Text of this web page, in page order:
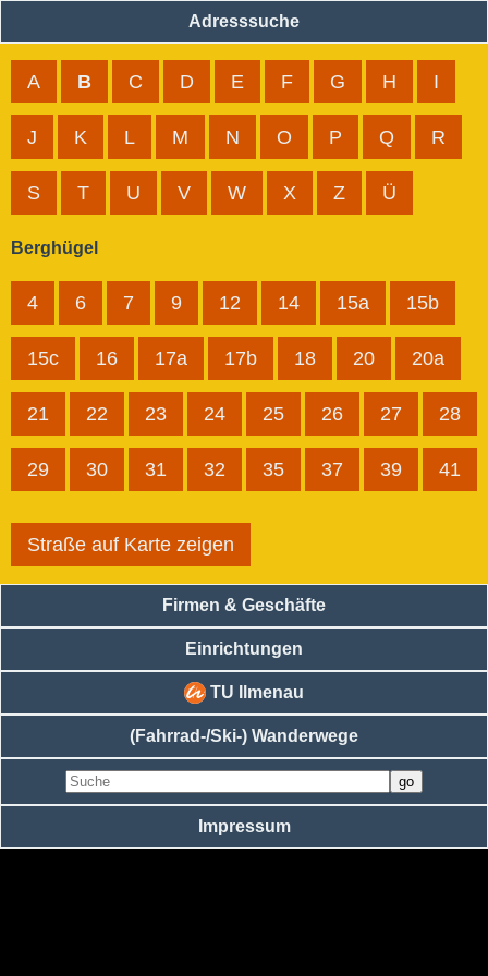
Adresssuche
A B C D E F G H I
J K L M N O P Q R
S T U V W X Z Ü
Berghügel
4 6 7 9 12 14 15a 15b
15c 16 17a 17b 18 20 20a
21 22 23 24 25 26 27 28
29 30 31 32 35 37 39 41
Straße auf Karte zeigen
Firmen & Geschäfte
Einrichtungen
TU Ilmenau
(Fahrrad-/Ski-) Wanderwege
Impressum